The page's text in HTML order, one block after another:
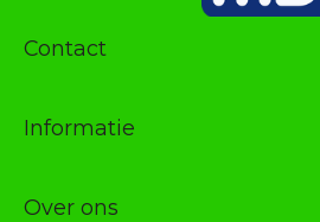
Contact
Informatie
Over ons